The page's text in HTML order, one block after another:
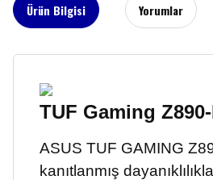
Ürün Bilgisi Yorumlar
TUF Gaming
ASUS TUF GAMING
kanıtlanmış